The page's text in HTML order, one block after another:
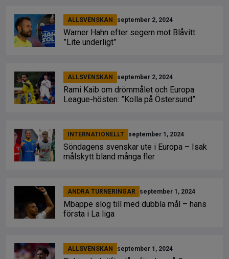
ALLSVENSKAN september 2, 2024
Warner Hahn efter segern mot Blåvitt:
”Lite underligt”
ALLSVENSKAN september 2, 2024
Rami Kaib om drömmålet och Europa
League-hösten: ”Kolla på Östersund”
INTERNATIONELLT september 1, 2024
Söndagens svenskar ute i Europa – Isak
målskytt bland många fler
ANDRA TURNERINGAR september 1, 2024
Mbappe slog till med dubbla mål – hans
första i La liga
ALLSVENSKAN september 1, 2024